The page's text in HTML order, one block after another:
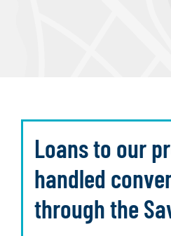
Loans to our
handled
through the